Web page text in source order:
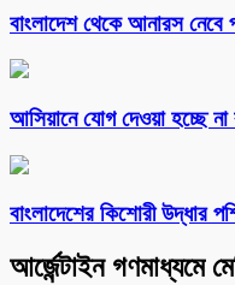
বাংলাদেশ থেকে আনারস নেবে
আসিয়ানে যোগ দেওয়া হচ্ছে না
বাংলাদেশের কিশোরী উদ্ধার
আর্জেন্টাইন গণমাধ্যমে